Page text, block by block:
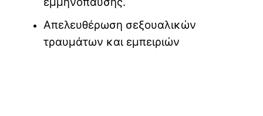
Απελευθέρωση σεξουαλικών
τραυμάτων και εμπειριών